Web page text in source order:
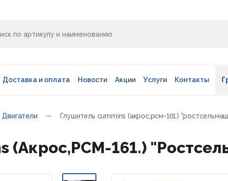
Доставка и оплата Новости Акции Услуги Контакты
Двигатели Глушитель cummins (акрос,рсм-161.)
(Акрос,РСМ-161.)